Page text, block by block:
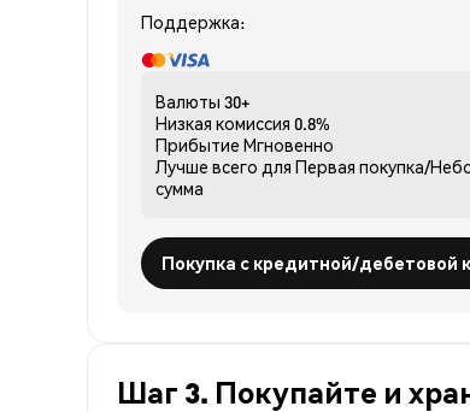
Поддержка:
Валюты 30+
Низкая комиссия 0.8%
Прибытие Мгновенно
Лучше всего для Первая покупка/
сумма
Покупка с кредитной/дебетовой
Шаг 3. Покупайте и